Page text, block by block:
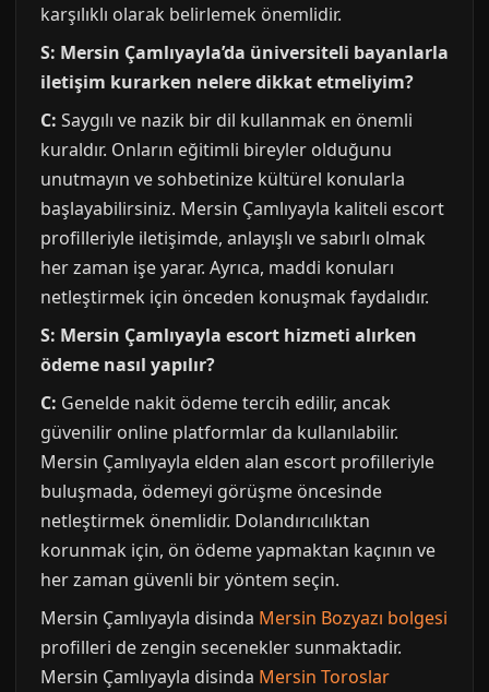
karşılıklı olarak belirlemek önemlidir.
S: Mersin Çamlıyayla’da üniversiteli bayanlarla
iletişim kurarken nelere dikkat etmeliyim?
C: Saygılı ve nazik bir dil kullanmak en önemli
kuraldır. Onların eğitimli bireyler olduğunu
unutmayın ve sohbetinize kültürel konularla
başlayabilirsiniz. Mersin Çamlıyayla kaliteli escort
profilleriyle iletişimde, anlayışlı ve sabırlı olmak
her zaman işe yarar. Ayrıca, maddi konuları
netleştirmek için önceden konuşmak faydalıdır.
S: Mersin Çamlıyayla escort hizmeti alırken
ödeme nasıl yapılır?
C: Genelde nakit ödeme tercih edilir, ancak
güvenilir online platformlar da kullanılabilir.
Mersin Çamlıyayla elden alan escort profilleriyle
buluşmada, ödemeyi görüşme öncesinde
netleştirmek önemlidir. Dolandırıcılıktan
korunmak için, ön ödeme yapmaktan kaçının ve
her zaman güvenli bir yöntem seçin.
Mersin Çamlıyayla disinda Mersin Bozyazı bolgesi
profilleri de zengin secenekler sunmaktadir.
Mersin Çamlıyayla disinda Mersin Toroslar